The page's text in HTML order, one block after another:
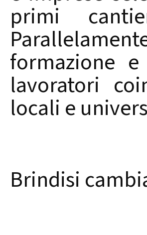
primi
formazione
lavoratori
locali e
Brindisi